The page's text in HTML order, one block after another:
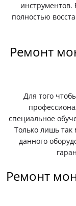
полностью
Ремонт
Для того
специальное
Только лишь так
данного
Ремонт